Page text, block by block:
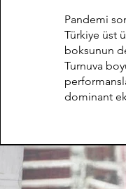
Pandemi
Türkiye üst
boksunun
Turnuva
dominant